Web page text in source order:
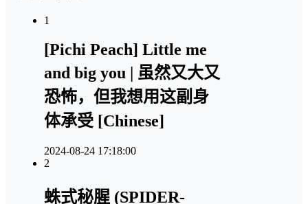
1
[Pichi Peach] Little me
and big you | 虽然又大又
恐怖，但我想用这副身
体承受 [Chinese]
2024-08-24 17:18:00
2
蛛式秘腥 (SPIDER-